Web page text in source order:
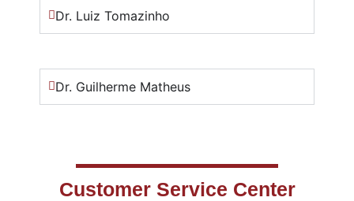
Dr. Luiz Tomazinho
Dr. Guilherme Matheus
Customer Service Center